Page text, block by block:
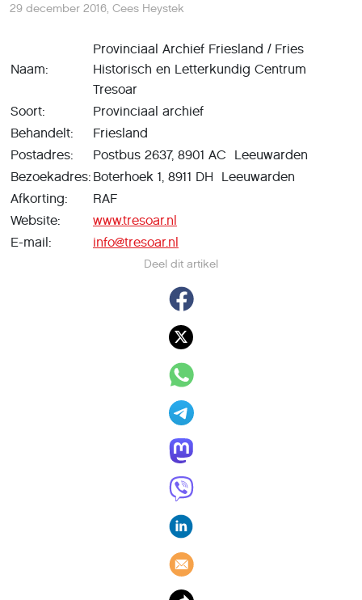
Deel dit artikel
29 december 2016, Cees Heystek
Naam:
Provinciaal Archief Friesland / Fries
Historisch en Letterkundig Centrum
Tresoar
Soort:
Provinciaal archief
Behandelt:
Friesland
Postadres:
Postbus 2637, 8901 AC Leeuwarden
Bezoekadres: Boterhoek 1, 8911 DH Leeuwarden
Afkorting:
RAF
Website:
www.tresoar.nl
E-mail:
info@tresoar.nl